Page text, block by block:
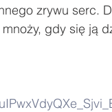
zrywu serc.
gdy się ją